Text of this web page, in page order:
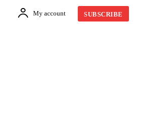
My account SUBSCRIBE